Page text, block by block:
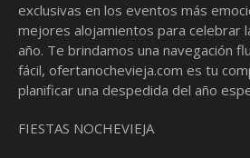
exclusivas en los eventos más
mejores alojamientos para celebrar
año. Te brindamos una navegación
fácil,ofertanochevieja.com es tu
planificar una despedida del año
FIESTAS NOCHEVIEJA